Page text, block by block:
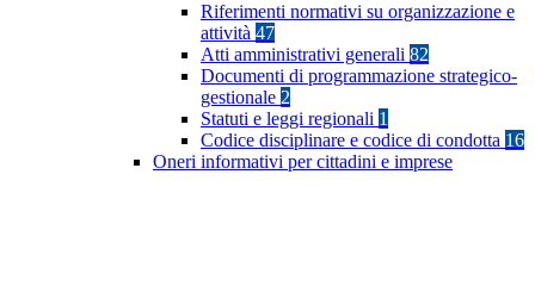
Riferimenti normativi su organizzazione e
attività 47
Atti amministrativi generali 82
Documenti di programmazione strategico-
gestionale 2
Statuti e leggi regionali 1
Codice disciplinare e codice di condotta 16
Oneri informativi per cittadini e imprese